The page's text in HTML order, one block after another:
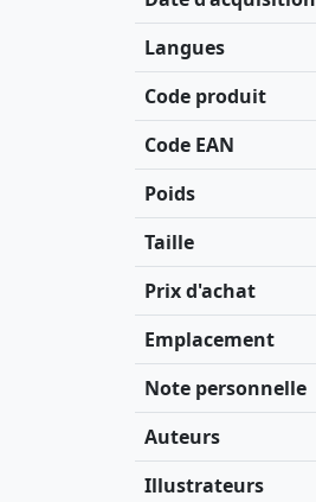
Langues
Code produit
Code EAN
Poids
Taille
Prix d'achat
Emplacement
Note personnelle
Auteurs
Illustrateurs